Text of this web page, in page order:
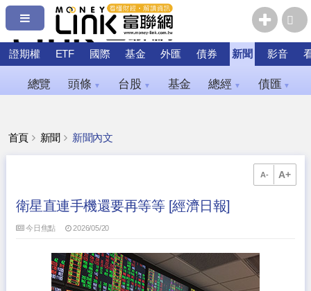
證期權 ETF 國際 基金 外匯 債券 新聞 影音
總覽 頭條 ▼ 台股 ▼ 基金 總經 ▼ 債匯 ▼
首頁 新聞 新聞內文
A- A+
衛星直連手機還要再等等 [經濟日報]
今日焦點 2026/05/20